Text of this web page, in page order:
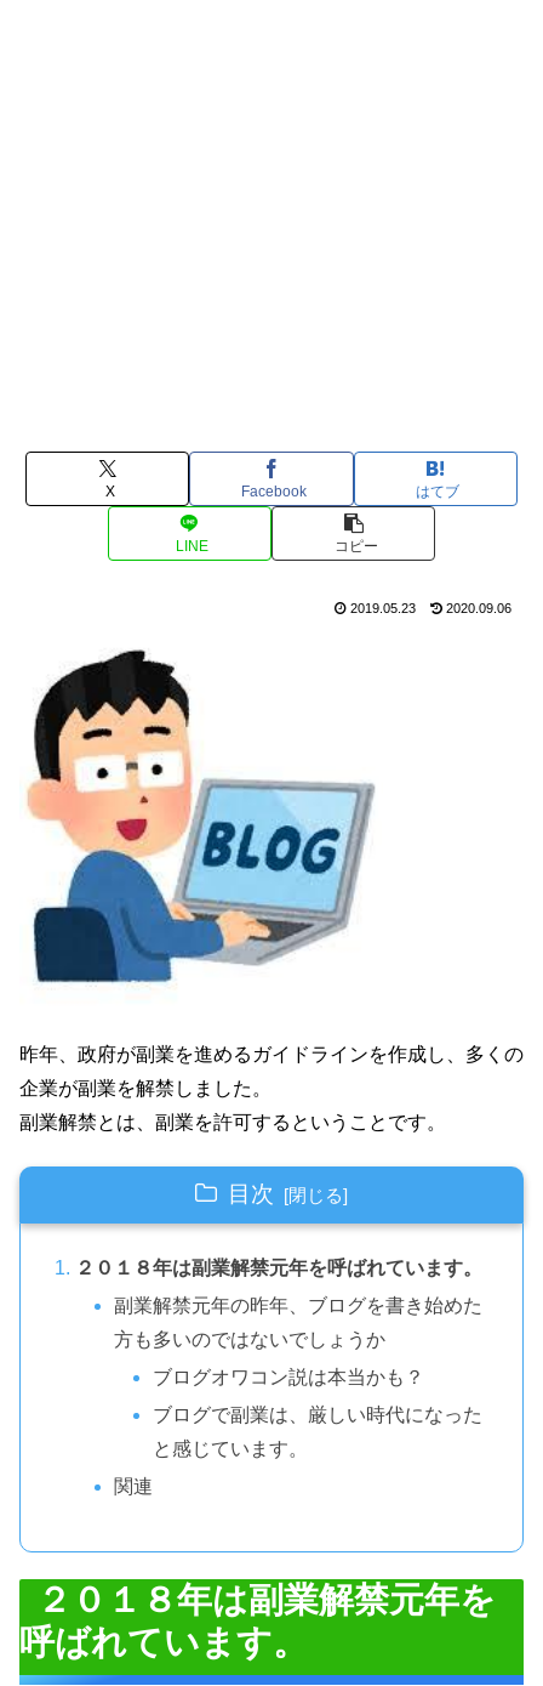
X Facebook はてブ
LINE コピー
2019.05.23 2020.09.06
昨年、政府が副業を進めるガイドラインを作成し、多くの
企業が副業を解禁しました。
副業解禁とは、副業を許可するということです。
目次
２０１８年は副業解禁元年を呼ばれています。
副業解禁元年の昨年、ブログを書き始めた
方も多いのではないでしょうか
ブログオワコン説は本当かも？
ブログで副業は、厳しい時代になった
と感じています。
関連
２０１８年は副業解禁元年を
呼ばれています。